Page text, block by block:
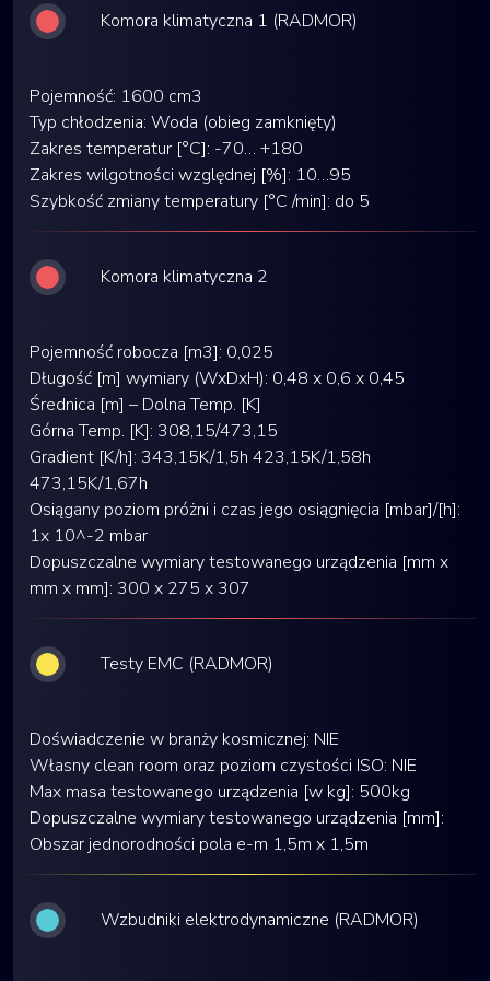
Komora klimatyczna 1 (RADMOR)
Pojemność: 1600 cm3
Typ chłodzenia: Woda (obieg zamknięty)
Zakres temperatur [°C]: -70… +180
Zakres wilgotności względnej [%]: 10…95
Szybkość zmiany temperatury [°C /min]: do 5
Komora klimatyczna 2
Pojemność robocza [m3]: 0,025
Długość [m] wymiary (WxDxH): 0,48 x 0,6 x 0,45
Średnica [m] – Dolna Temp. [K]
Górna Temp. [K]: 308,15/473,15
Gradient [K/h]: 343,15K/1,5h 423,15K/1,58h
473,15K/1,67h
Osiągany poziom próżni i czas jego osiągnięcia [mbar]/[h]:
1x 10^-2 mbar
Dopuszczalne wymiary testowanego urządzenia [mm x
mm x mm]: 300 x 275 x 307
Testy EMC (RADMOR)
Doświadczenie w branży kosmicznej: NIE
Własny clean room oraz poziom czystości ISO: NIE
Max masa testowanego urządzenia [w kg]: 500kg
Dopuszczalne wymiary testowanego urządzenia [mm]:
Obszar jednorodności pola e-m 1,5m x 1,5m
Wzbudniki elektrodynamiczne (RADMOR)